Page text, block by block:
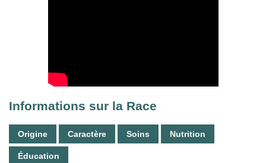
Informations sur la Race
Origine Caractère Soins Nutrition
Éducation